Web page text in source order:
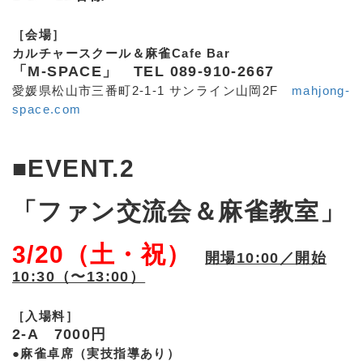
［会場］
カルチャースクール＆麻雀Cafe Bar
「M-SPACE」 TEL 089-910-2667
愛媛県松山市三番町2-1-1 サンライン山岡2F mahjong-
space.com
■EVENT.2
「ファン交流会＆麻雀教室」
3/20（土・祝）
開場10:00／開始
10:30（〜13:00）
［入場料］
2-A 7000円
●麻雀卓席（実技指導あり）